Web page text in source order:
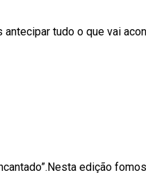
tudo o que vai
edição